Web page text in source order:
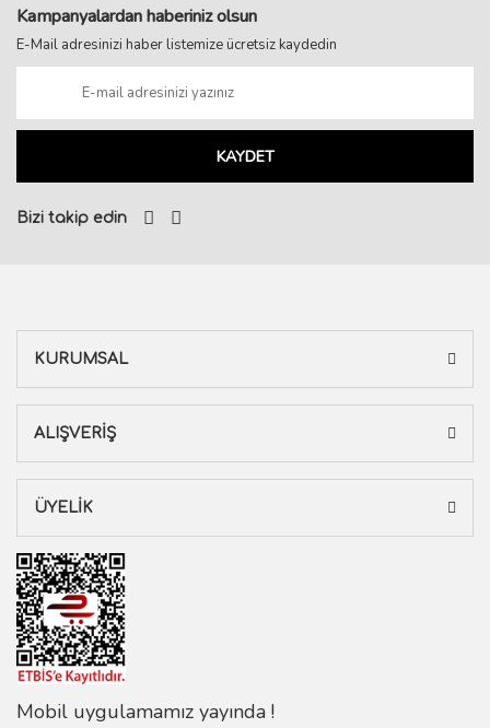
Kampanyalardan haberiniz olsun
E-Mail adresinizi haber listemize ücretsiz kaydedin
KAYDET
Bizi takip edin
KURUMSAL
ALIŞVERİŞ
ÜYELİK
Mobil uygulamamız yayında !